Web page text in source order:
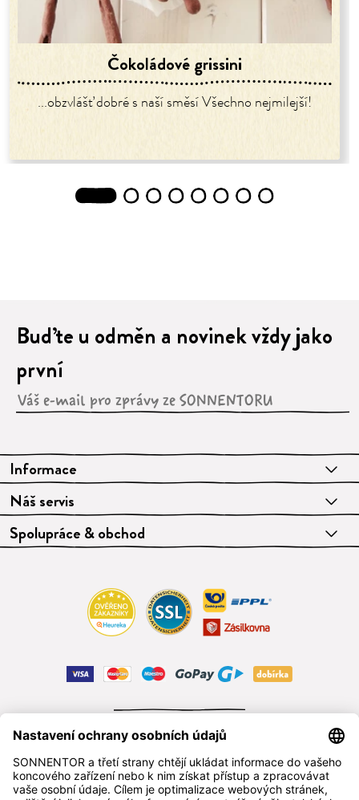
Čokoládové grissini
...obzvlášť dobré s naší směsí Všechno nejmilejší!
2 3 4 5 6 7 8
Informace
Náš servis
Spolupráce & obchod
Buďte u odměn a novinek vždy jako
první
čeština